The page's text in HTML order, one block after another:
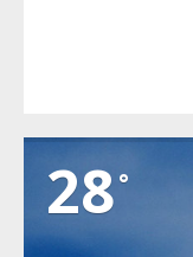
28°